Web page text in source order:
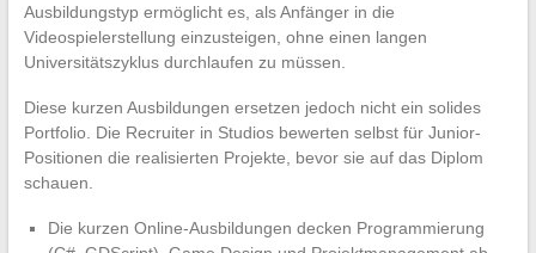
Ausbildungstyp ermöglicht es, als Anfänger in die
Videospielerstellung einzusteigen, ohne einen langen
Universitätszyklus durchlaufen zu müssen.
Diese kurzen Ausbildungen ersetzen jedoch nicht ein solides
Portfolio. Die Recruiter in Studios bewerten selbst für Junior-
Positionen die realisierten Projekte, bevor sie auf das Diplom
schauen.
Die kurzen Online-Ausbildungen decken Programmierung